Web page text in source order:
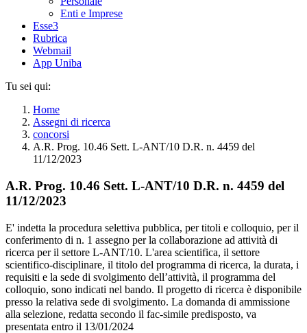
Enti e Imprese
Esse3
Rubrica
Webmail
App Uniba
Tu sei qui:
Home
Assegni di ricerca
concorsi
A.R. Prog. 10.46 Sett. L-ANT/10 D.R. n. 4459 del
11/12/2023
A.R. Prog. 10.46 Sett. L-ANT/10 D.R. n. 4459 del
11/12/2023
E' indetta la procedura selettiva pubblica, per titoli e colloquio, per il
conferimento di n. 1 assegno per la collaborazione ad attività di
ricerca per il settore L-ANT/10. L'area scientifica, il settore
scientifico-disciplinare, il titolo del programma di ricerca, la durata, i
requisiti e la sede di svolgimento dell’attività, il programma del
colloquio, sono indicati nel bando. Il progetto di ricerca è disponibile
presso la relativa sede di svolgimento. La domanda di ammissione
alla selezione, redatta secondo il fac-simile predisposto, va
presentata entro il 13/01/2024